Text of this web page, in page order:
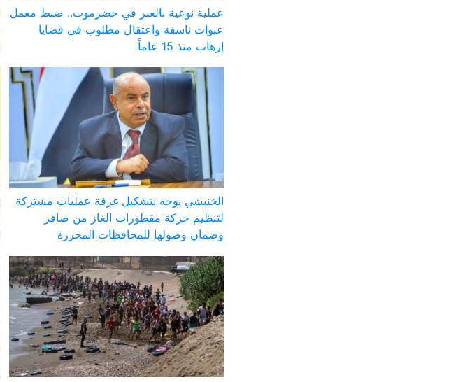
عملية نوعية بالعبر في حضرموت.. ضبط معمل
عبوات ناسفة واعتقال مطلوب في قضايا
إرهاب منذ 15 عاماً
الخنبشي يوجه بتشكيل غرفة عمليات مشتركة
لتنظيم حركة مقطورات الغاز من صافر
وضمان وصولها للمحافظات المحررة